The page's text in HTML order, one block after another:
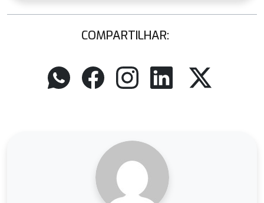
COMPARTILHAR: